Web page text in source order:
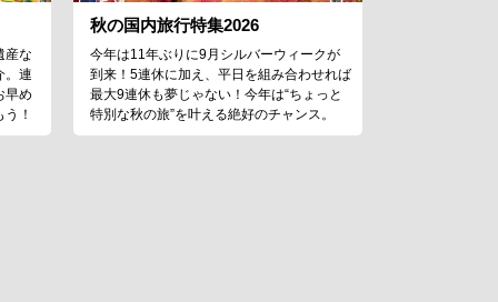
産な
。連
早め
！
秋の国内旅行特集2026
今年は11年ぶりに9月シルバーウィークが
到来！5連休に加え、平日を組み合わせれば
最大9連休も夢じゃない！今年は“ちょっと
特別な秋の旅”を叶える絶好のチャンス。